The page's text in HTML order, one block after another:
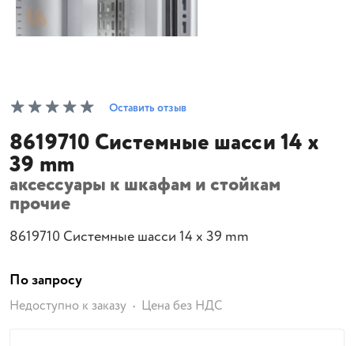
Оставить отзыв
8619710 Системные шасси 14 x
39 mm
аксессуары к шкафам и стойкам
прочие
8619710 Системные шасси 14 x 39 mm
По запросу
Недоступно к заказу Цена без НДС